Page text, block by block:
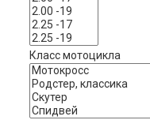
Класс мотоцикла